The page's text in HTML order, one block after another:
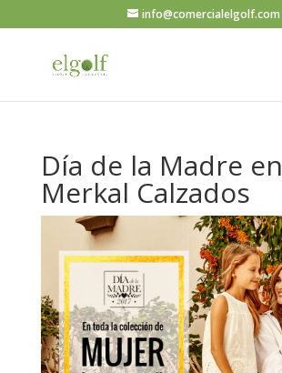
info@comercialelgolf.com
Día de la Madre en
Merkal Calzados